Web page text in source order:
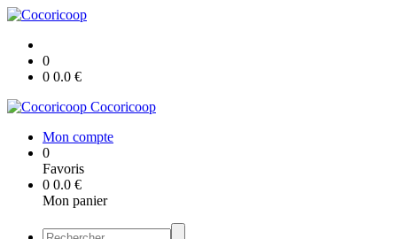
0
0 0.0 €
Cocoricoop
Mon compte
0
Favoris
0 0.0 €
Mon panier